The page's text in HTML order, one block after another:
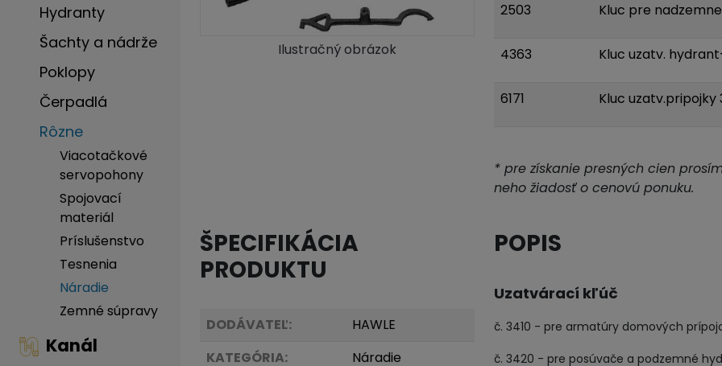
Hydranty
Šachty a nádrže
Poklopy
Čerpadlá
Rôzne
Viacotačkové
servopohony
Spojovací
materiál
Príslušenstvo
Tesnenia
Náradie
Zemné súpravy
Kanál
Ilustračný obrázok
2503
Kluc pre
4363 Kluc uzatv.
6171 Kluc uzatv.pripojky
* pre získanie presných cien
neho žiadosť o cenovú ponuku.
ŠPECIFIKÁCIA
PRODUKTU
DODÁVATEĽ:
HAWLE
KATEGÓRIA:
Náradie
POPIS
Uzatvárací kľúč
č. 3410 - pre armatúry domových
č. 3420 - pre posúvače a podzemné